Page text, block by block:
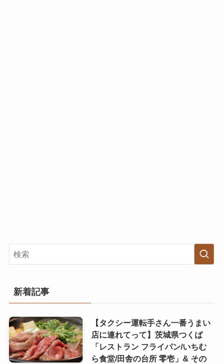
新着記事
【タクシー運転手さん一番うまい
店に連れてって】茨城県つくば
「レストラン フライパン/いちむ
ら食堂/田舎の台所 零壱」& その